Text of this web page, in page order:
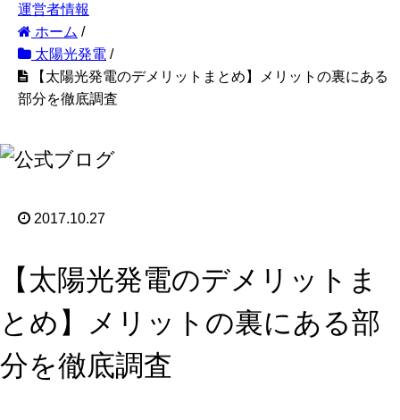
運営者情報
ホーム /
太陽光発電 /
【太陽光発電のデメリットまとめ】メリットの裏にある
部分を徹底調査
2017.10.27
【太陽光発電のデメリットま
とめ】メリットの裏にある部
分を徹底調査